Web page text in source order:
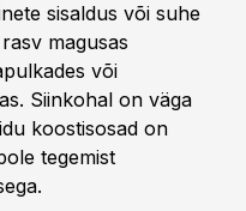
sisaldus või suhe
magusas
või
Siinkohal on väga
koostisosad on
tegemist